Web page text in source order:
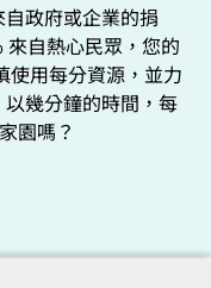
政府或企業的捐
自熱心民眾，您的
使用每分資源，並力
幾分鐘的時間，每
園嗎？